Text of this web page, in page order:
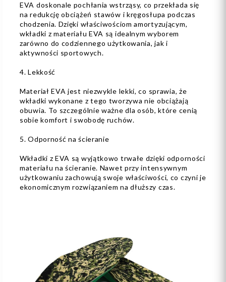
EVA doskonale pochłania wstrząsy, co przekłada się
na redukcję obciążeń stawów i kręgosłupa podczas
chodzenia. Dzięki właściwościom amortyzującym,
wkładki z materiału EVA są idealnym wyborem
zarówno do codziennego użytkowania, jak i
aktywności sportowych.
4. Lekkość
Materiał EVA jest niezwykle lekki, co sprawia, że
wkładki wykonane z tego tworzywa nie obciążają
obuwia. To szczególnie ważne dla osób, które cenią
sobie komfort i swobodę ruchów.
5. Odporność na ścieranie
Wkładki z EVA są wyjątkowo trwałe dzięki odporności
materiału na ścieranie. Nawet przy intensywnym
użytkowaniu zachowują swoje właściwości, co czyni je
ekonomicznym rozwiązaniem na dłuższy czas.